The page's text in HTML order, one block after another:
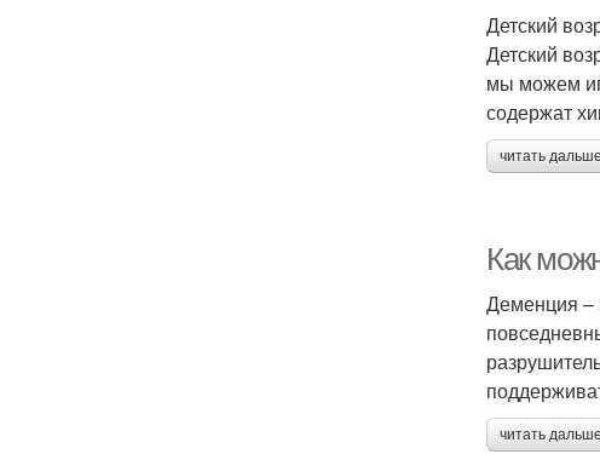
Детский
Детский
мы можем
содержат
читать
Как
Деменция –
читать